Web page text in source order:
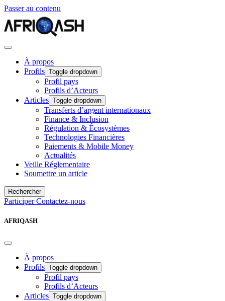
Passer au contenu
À propos
Profils Toggle dropdown
Profil pays
Profils d’Acteurs
Articles Toggle dropdown
Transferts d’argent internationaux
Finance & Inclusion
Régulation & Écosystèmes
Technologies Financières
Paiements & Mobile Money
Actualités
Veille Réglementaire
Soumettre un article
Rechercher
ParticiperContactez-nous
AFRIQASH
À propos
Profils Toggle dropdown
Profil pays
Profils d’Acteurs
Articles Toggle dropdown